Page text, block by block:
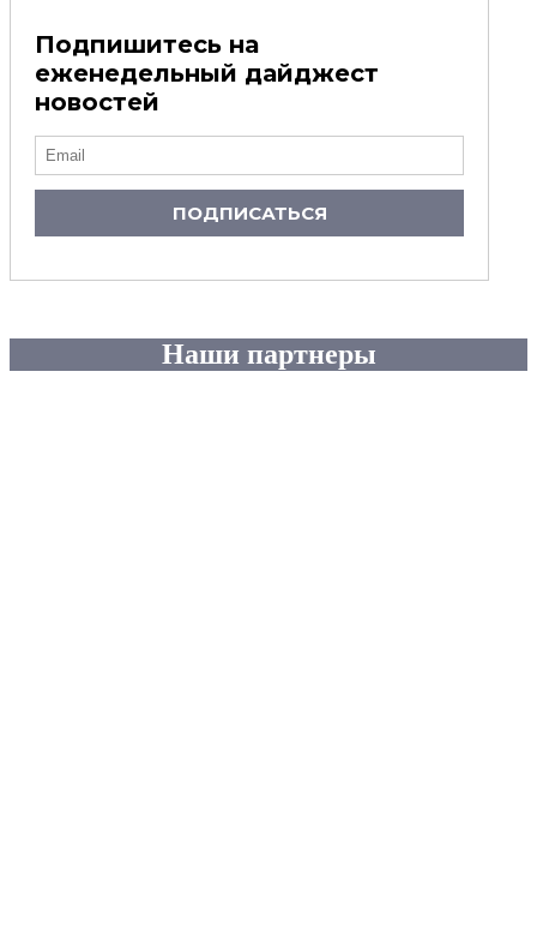
Подпишитесь на
еженедельный дайджест
новостей
ПОДПИСАТЬСЯ
Наши партнеры